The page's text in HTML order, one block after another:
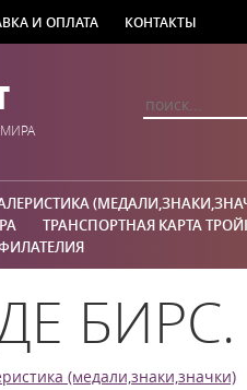
И ОПЛАТА КОНТАКТЫ
ТРАНСПОРТНАЯ КАРТА
БИРС.
(медали,знаки,значки)